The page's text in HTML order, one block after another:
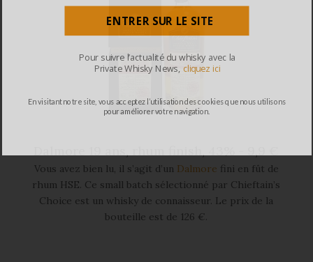
Vous avez bien lu, il s’agit d’un Dalmore fini en fût de
rhum HSE. Ce small batch sélectionné par Chieftain’s
Choice est un whisky de connaisseur. Le prix de la
bouteille est de 126 €.
ENTRER SUR LE SITE
En visitant notre site, vous acceptez l’utilisation des cookies que nous utilisons
pour améliorer votre navigation.
Pour suivre l’actualité du whisky avec la
Private Whisky News, cliquez ici